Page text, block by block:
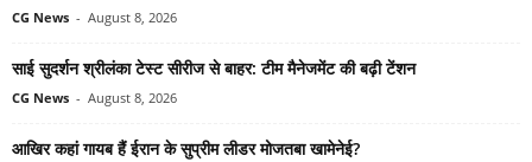
CG News - August 8, 2026
साई सुदर्शन श्रीलंका टेस्ट सीरीज से बाहर: टीम मैनेजमेंट की बढ़ी टेंशन
CG News - August 8, 2026
आखिर कहां गायब हैं ईरान के सुप्रीम लीडर मोजतबा खामेनेई?